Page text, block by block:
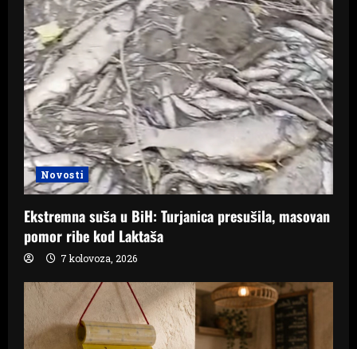
Novosti
Ekstremna suša u BiH: Turjanica presušila, masovan
pomor ribe kod Laktaša
7 kolovoza, 2026